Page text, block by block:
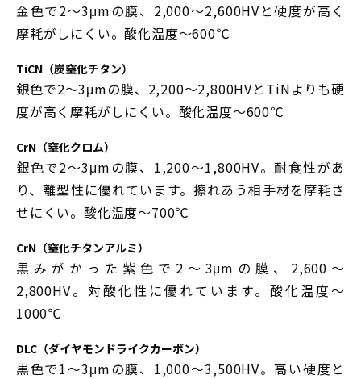
金色で2～3μmの膜、2,000～2,600HVと硬度が高く
摩耗がしにくい。酸化温度～600℃
TiCN（炭窒化チタン）
銀色で2～3μmの膜、2,200～2,800HVとTiNよりも硬
度が高く摩耗がしにくい。酸化温度～600℃
CrN（窒化クロム）
銀色で2～3μmの膜、1,200～1,800HV。耐食性があ
り、離型性に優れています。擦れあう相手材を摩耗さ
せにくい。酸化温度～700℃
CrN（窒化チタンアルミ）
黒みがかった紫色で2～3μmの膜、2,600～
2,800HV。対酸化性に優れています。酸化温度～
1000℃
DLC（ダイヤモンドライクカーボン）
黒色で1～3μmの膜、1,000～3,500HV。高い硬度と